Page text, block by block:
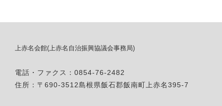
上赤名会館(上赤名自治振興協議会事務局)
電話・ファクス：0854-76-2482
住所：〒690-3512島根県飯石郡飯南町上赤名395-7